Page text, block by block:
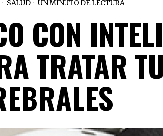
SALUD UN MINUTO DE LECTURA
CON
TRATAR